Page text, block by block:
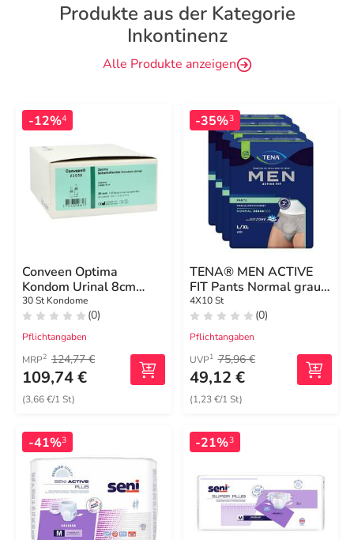
Produkte aus der Kategorie
Inkontinenz
Alle Produkte anzeigen
-12%4
Conveen Optima
Kondom Urinal 8cm
30mm
30 St Kondome
(0)
Pflichtangaben
MRP2 124,77 €
109,74 €
(3,66 €/1 St)
-35%3
TENA® MEN ACTIVE
FIT Pants Normal grau
L/XL bei Inkontinenz
4X10 St
(0)
Pflichtangaben
UVP1 75,96 €
49,12 €
(1,23 €/1 St)
-41%3 -21%3